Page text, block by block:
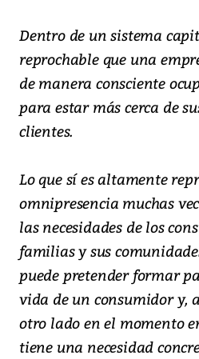
Dentro de un sistema
reprochable que una
de manera consciente
para estar más cerca de
clientes.
Lo que sí es altamente
omnipresencia muchas
las necesidades de los
familias y sus
puede pretender formar
vida de un consumidor y,
otro lado en el momento
tiene una necesidad